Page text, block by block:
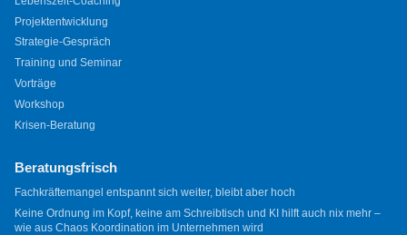
Projektentwicklung
Strategie-Gespräch
Training und Seminar
Vorträge
Workshop
Krisen-Beratung
Beratungsfrisch
Fachkräftemangel entspannt sich weiter, bleibt aber hoch
Keine Ordnung im Kopf, keine am Schreibtisch und KI hilft auch nix mehr –
wie aus Chaos Koordination im Unternehmen wird